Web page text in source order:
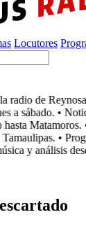
Locutores
de Reynosa,
a sábado. •
Matamoros.
•
y análisis